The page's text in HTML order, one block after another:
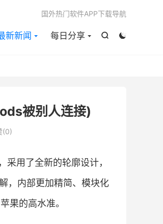


新新闻 每日分享
国外热门软件APP下载导航
被别人连接)
(0)
用了全新的轮廓设计，
，内部更加精简、模块化
果的高水准。